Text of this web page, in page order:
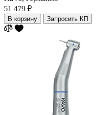
51 479 ₽
В корзину Запросить КП